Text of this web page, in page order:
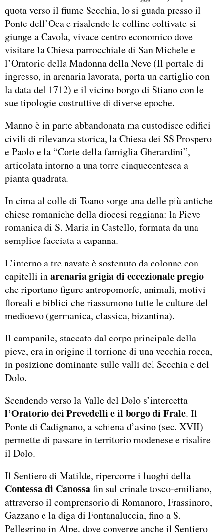
quota verso il fiume Secchia, lo si guada presso il
Ponte dell’Oca e risalendo le colline coltivate si
giunge a Cavola, vivace centro economico dove
visitare la Chiesa parrocchiale di San Michele e
l’Oratorio della Madonna della Neve (Il portale di
ingresso, in arenaria lavorata, porta un cartiglio con
la data del 1712) e il vicino borgo di Stiano con le
sue tipologie costruttive di diverse epoche.
Manno è in parte abbandonata ma custodisce edifici
civili di rilevanza storica, la Chiesa dei SS Prospero
e Paolo e la “Corte della famiglia Gherardini”,
articolata intorno a una torre cinquecentesca a
pianta quadrata.
In cima al colle di Toano sorge una delle più antiche
chiese romaniche della diocesi reggiana: la Pieve
romanica di S. Maria in Castello, formata da una
semplice facciata a capanna.
L’interno a tre navate è sostenuto da colonne con
capitelli inarenaria grigia di eccezionale pregio
che riportano figure antropomorfe, animali, motivi
floreali e biblici che riassumono tutte le culture del
medioevo (germanica, classica, bizantina).
Il campanile, staccato dal corpo principale della
pieve, era in origine il torrione di una vecchia rocca,
in posizione dominante sulle valli del Secchia e del
Dolo.
Scendendo verso la Valle del Dolo s’intercetta
l’Oratorio dei Prevedelli e il borgo di Frale. Il
Ponte di Cadignano, a schiena d’asino (sec. XVII)
permette di passare in territorio modenese e risalire
il Dolo.
Il Sentiero di Matilde, ripercorre i luoghi della
Contessa di Canossafin sul crinale tosco-emiliano,
attraverso il comprensorio di Romanoro, Frassinoro,
Gazzano e la diga di Fontanaluccia, fino a S.
Pellegrino in Alpe, dove converge anche il Sentiero